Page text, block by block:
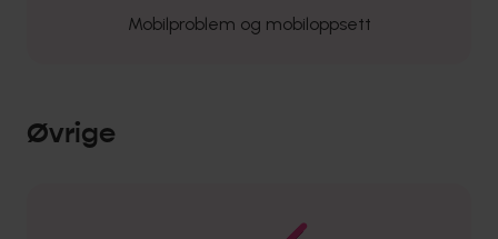
Mobilproblem og mobiloppsett
Øvrige